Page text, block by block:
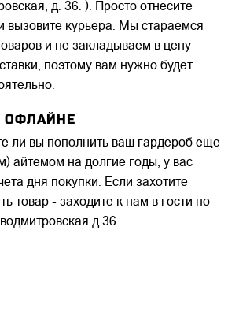
д. 36. ). Просто отнесите
курьера. Мы стараемся
и не закладываем в цену
поэтому вам нужно будет
ОФЛАЙНЕ
ли вы пополнить ваш гардероб еще
айтемом на долгие годы, у вас
дня покупки. Если захотите
товар - заходите к нам в гости по
д.36.